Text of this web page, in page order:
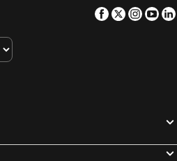
Facebook
Twitter